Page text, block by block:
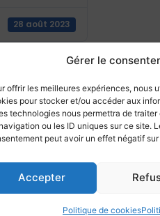
Gérer le
offrir les meilleures expériences, nous
pour stocker et/ou accéder aux
technologies nous permettra de
ou les ID uniques sur ce site.
peut avoir un effet négatif
Accepter
Politique de cookies
28 août 2023
Retourner